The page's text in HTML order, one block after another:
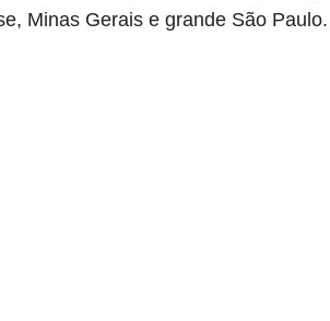
Minas Gerais e grande São Paulo.